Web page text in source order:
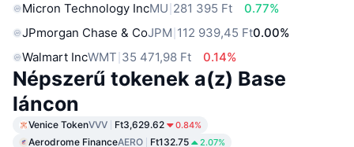
Micron Technology IncMU 281 395 Ft
0.77%
JPmorgan Chase & CoJPM 112 939,45 Ft0.00%
Walmart IncWMT 35 471,98 Ft 0.14%
Népszerű tokenek a(z) Base
láncon
Venice TokenVVV Ft3,629.62 0.84%
Aerodrome FinanceAERO Ft132.75 2.07%